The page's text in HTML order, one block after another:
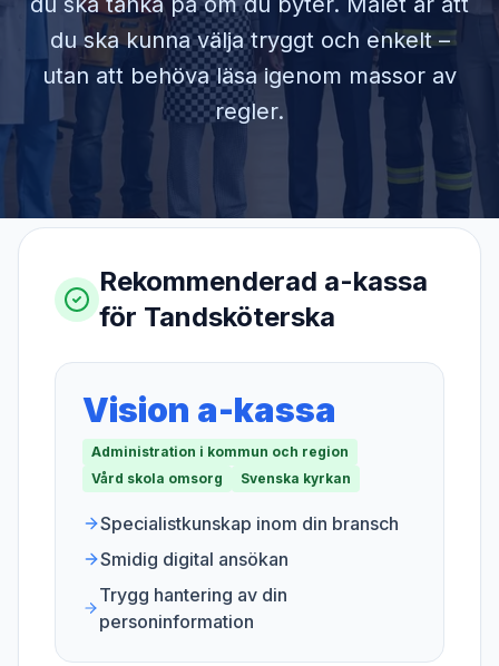
du ska kunna välja tryggt och enkelt –
utan att behöva läsa igenom massor av
regler.
Rekommenderad a-kassa
för Tandsköterska
Vision a-kassa
Administration i kommun och region
Vård skola omsorg
Svenska kyrkan
Specialistkunskap inom din bransch
Smidig digital ansökan
Trygg hantering av din
personinformation